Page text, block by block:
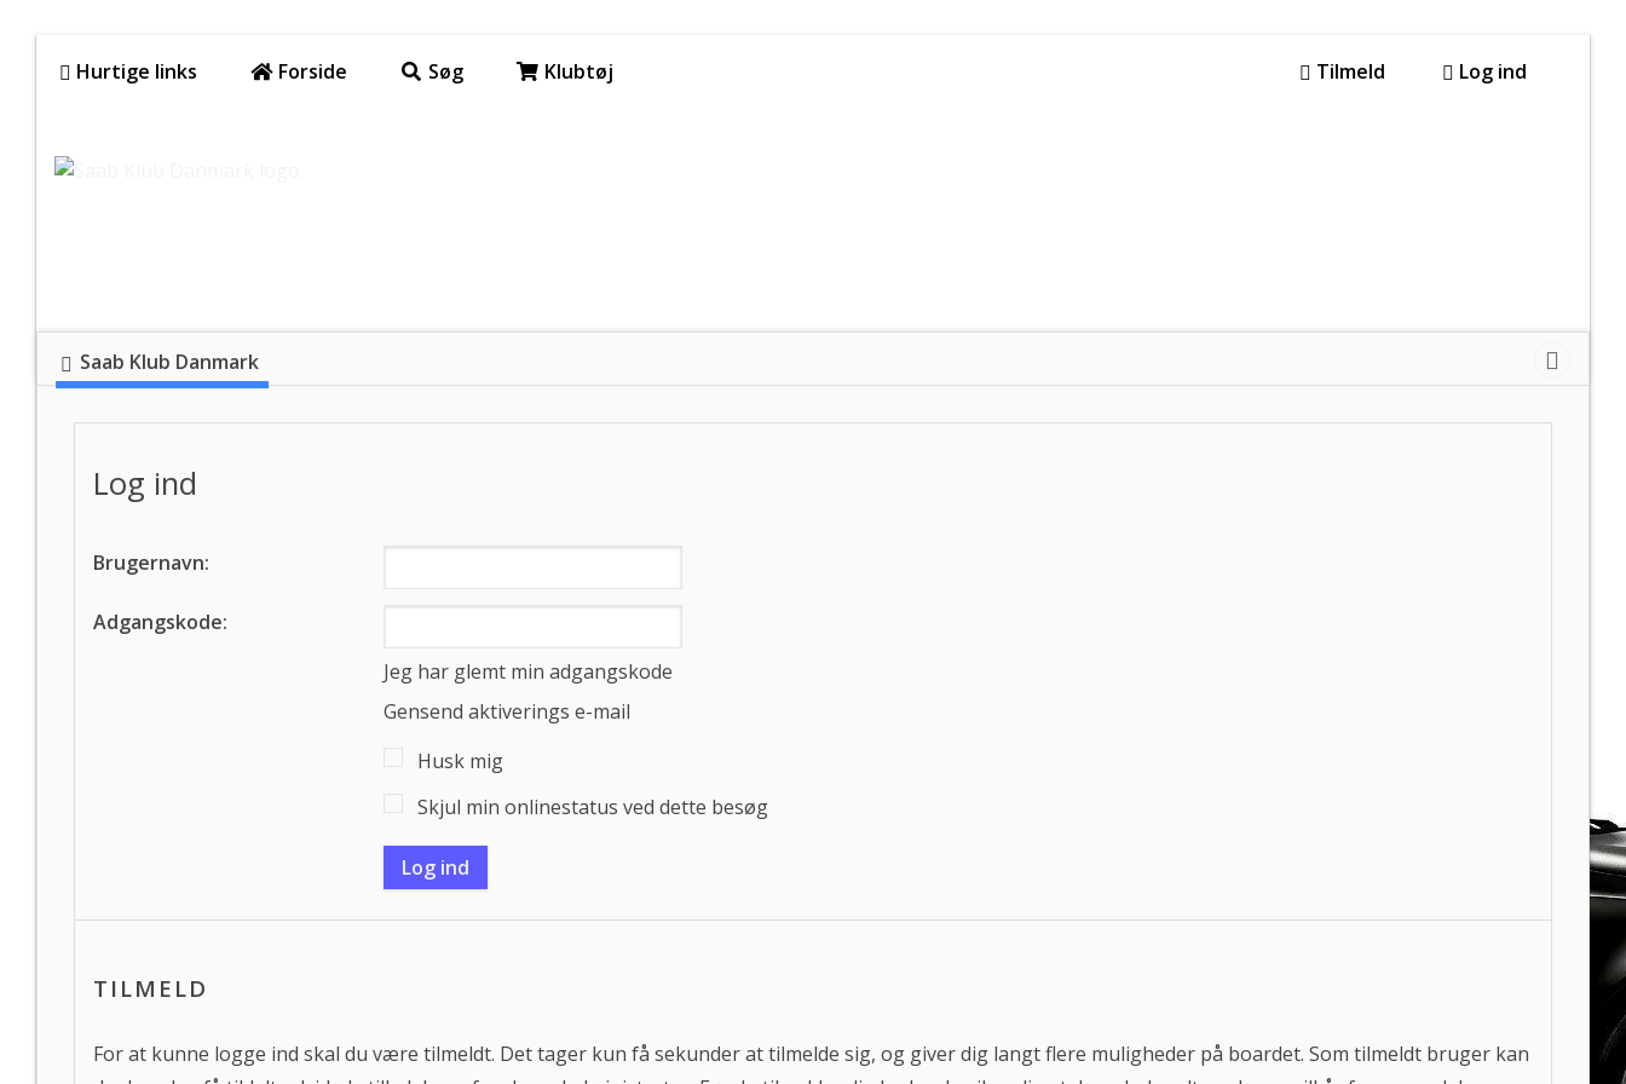
Hurtige links Forside Søg Klubtøj Log ind
Tilmeld
Saab Klub Danmark
Log ind
Brugernavn:
Adgangskode:
Jeg har glemt min adgangskode
Gensend aktiverings e-mail
Husk mig
Skjul min onlinestatus ved dette besøg
TILMELD
For at kunne logge ind skal du være tilmeldt. Det tager kun få sekunder at tilmelde sig, og giver dig langt flere muligheder på boardet. Som tilmeldt bruger kan